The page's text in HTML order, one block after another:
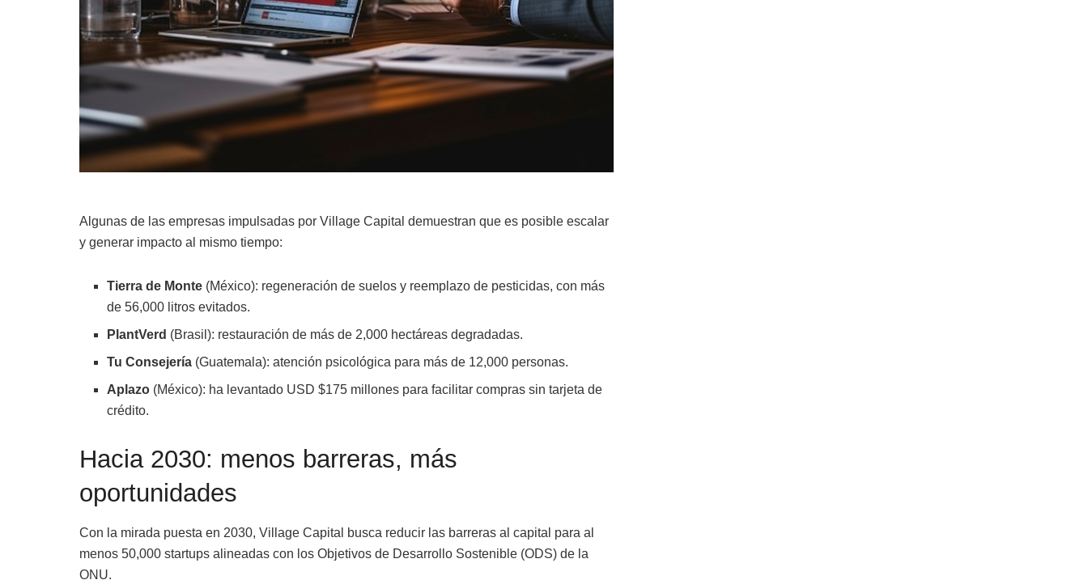
Algunas de las empresas impulsadas por Village Capital demuestran que es posible escalar
y generar impacto al mismo tiempo:
Tierra de Monte (México): regeneración de suelos y reemplazo de pesticidas, con más
de 56,000 litros evitados.
PlantVerd (Brasil): restauración de más de 2,000 hectáreas degradadas.
Tu Consejería (Guatemala): atención psicológica para más de 12,000 personas.
Aplazo (México): ha levantado USD $175 millones para facilitar compras sin tarjeta de
crédito.
Hacia 2030: menos barreras, más
oportunidades
Con la mirada puesta en 2030, Village Capital busca reducir las barreras al capital para al
menos 50,000 startups alineadas con los Objetivos de Desarrollo Sostenible (ODS) de la
ONU.